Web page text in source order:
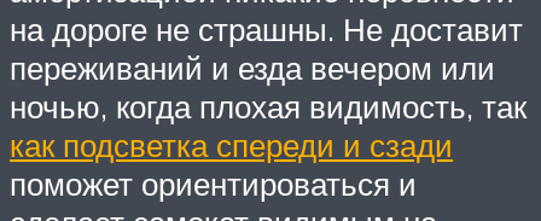
на дороге не страшны. Не доставит
переживаний и езда вечером или
ночью, когда плохая видимость, так
как подсветка спереди и сзади
поможет ориентироваться и